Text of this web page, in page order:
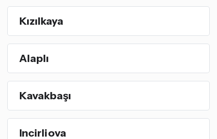
Kızılkaya
Alaplı
Kavakbaşı
Incirliova